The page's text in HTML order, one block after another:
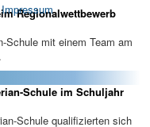
Regionalwettbewerb
mit einem Team am
Schule im Schuljahr
Schule qualifizierten sich
Impressum